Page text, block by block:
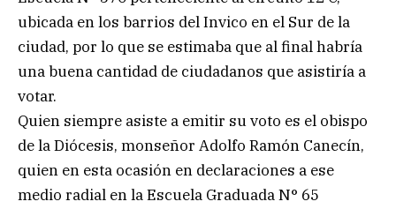
ubicada en los barrios del Invico en el Sur de la
ciudad, por lo que se estimaba que al final habría
una buena cantidad de ciudadanos que asistiría a
votar.
Quien siempre asiste a emitir su voto es el obispo
de la Diócesis, monseñor Adolfo Ramón Canecín,
quien en esta ocasión en declaraciones a ese
medio radial en la Escuela Graduada N° 65